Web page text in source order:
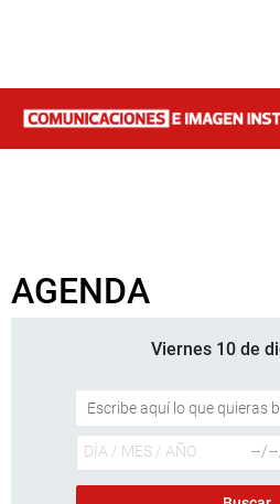
AGENDA
Viernes 10 de